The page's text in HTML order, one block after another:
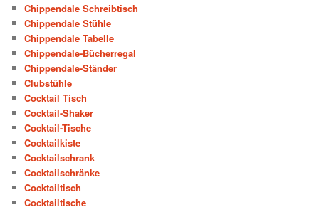
Chippendale Schreibtisch
Chippendale Stühle
Chippendale Tabelle
Chippendale-Bücherregal
Chippendale-Ständer
Clubstühle
Cocktail Tisch
Cocktail-Shaker
Cocktail-Tische
Cocktailkiste
Cocktailschrank
Cocktailschränke
Cocktailtisch
Cocktailtische